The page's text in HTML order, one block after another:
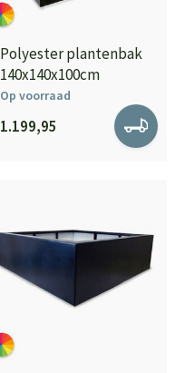
Polyester plantenbak
140x140x100cm
Op voorraad
1.199,95